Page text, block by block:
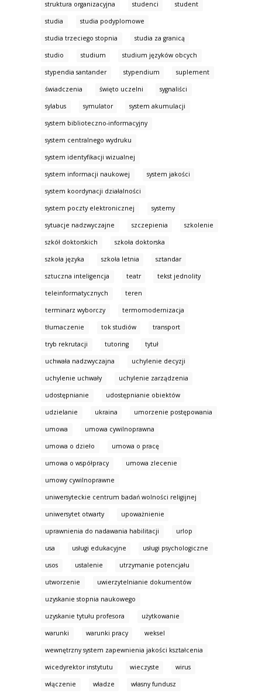
struktura organizacyjna studenci student
studia studia podyplomowe
studia trzeciego stopnia studia za granicą
studio studium studium języków obcych
stypendia santander stypendium suplement
świadczenia święto uczelni sygnaliści
sylabus symulator system akumulacji
system biblioteczno-informacyjny
system centralnego wydruku
system identyfikacji wizualnej
system informacji naukowej system jakości
system koordynacji działalności
system poczty elektronicznej systemy
sytuacje nadzwyczajne szczepienia szkolenie
szkół doktorskich szkoła doktorska
szkoła języka szkoła letnia sztandar
sztuczna inteligencja teatr tekst jednolity
teleinformatycznych teren
terminarz wyborczy termomodernizacja
tłumaczenie tok studiów transport
tryb rekrutacji tutoring tytuł
uchwała nadzwyczajna uchylenie decyzji
uchylenie uchwały uchylenie zarządzenia
udostępnianie udostępnianie obiektów
udzielanie ukraina umorzenie postępowania
umowa umowa cywilnoprawna
umowa o dzieło umowa o pracę
umowa o współpracy umowa zlecenie
umowy cywilnoprawne
uniwersyteckie centrum badań wolności religijnej
uniwersytet otwarty upoważnienie
uprawnienia do nadawania habilitacji urlop
usa usługi edukacyjne usługi psychologiczne
usos ustalenie utrzymanie potencjału
utworzenie uwierzytelnianie dokumentów
uzyskanie stopnia naukowego
uzyskanie tytułu profesora użytkowanie
warunki warunki pracy weksel
wewnętrzny system zapewnienia jakości kształcenia
wicedyrektor instytutu wieczyste wirus
włączenie władze własny fundusz